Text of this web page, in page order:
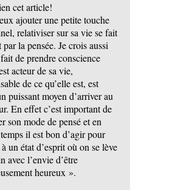
cet article!
ajouter une petite touche
relativiser sur sa vie se fait
par la pensée. Je crois aussi
de prendre conscience
acteur de sa vie,
de ce qu’elle est, est
puissant moyen d’arriver au
En effet c’est important de
son mode de pensé et en
il est bon d’agir pour
un état d’esprit où on se lève
avec l’envie d’être
heureux ».